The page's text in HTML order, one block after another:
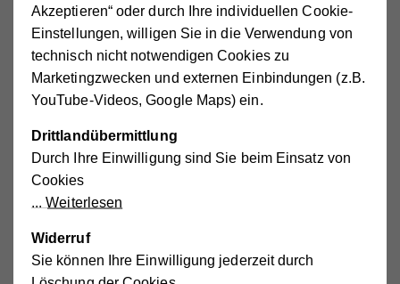
Das Autonomie-Prinzip
Jeder Mensch hat das Recht, eigene Ansichten zu
haben, selbst Entscheidungen zu fällen und
Handlungen nachzuvollziehen, die den eigenen
berücksichtigt den Willen der Patientinnen und
Patienten unter Berücksichtigung der ärztlichen
Aufklärung. In der Praxis bedeutet es, dass
Patientinnen und Patienten Behandlungen und
Das Wohltuens- bzw. Fürsorge-Prinzip
Akzeptieren“ oder durch Ihre individuellen Cookie-
Einstellungen, willigen Sie in die Verwendung von
technisch nicht notwendigen Cookies zu
Marketingzwecken und externen Einbindungen (z.B.
YouTube-Videos, Google Maps) ein.
Drittlandübermittlung
Durch Ihre Einwilligung sind Sie beim Einsatz von
Cookies
Weiterlesen
Widerruf
Sie können Ihre Einwilligung jederzeit durch